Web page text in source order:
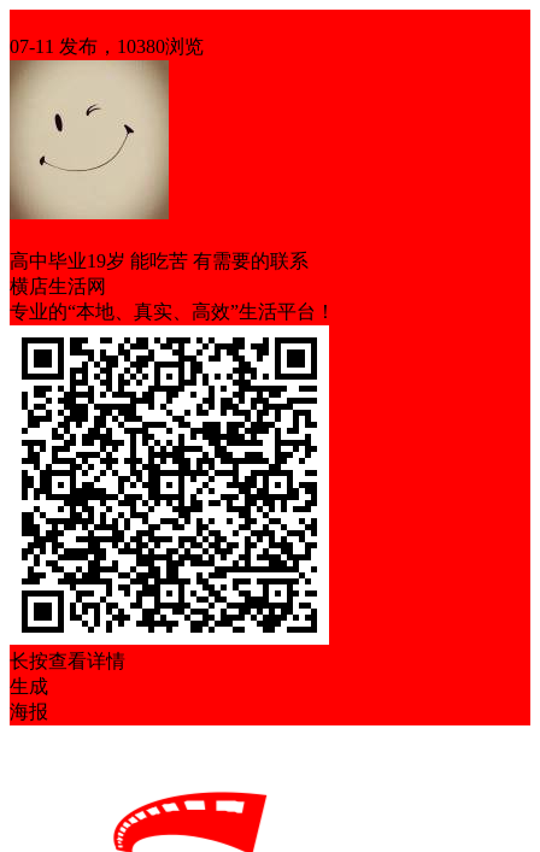
07-11 发布，10380浏览
高中毕业19岁 能吃苦 有需要的联系
横店生活网
专业的“本地、真实、高效”生活平台！
长按查看详情
生成
海报